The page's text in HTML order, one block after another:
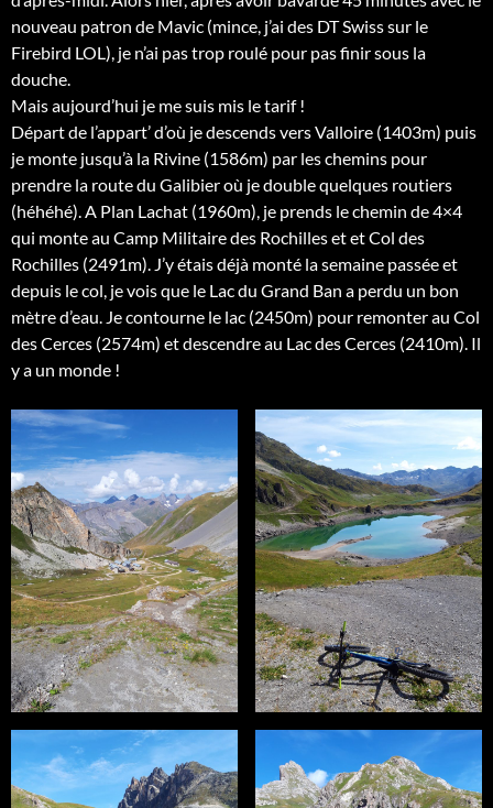
nouveau patron de Mavic (mince, j’ai des DT Swiss sur le
Firebird LOL), je n’ai pas trop roulé pour pas finir sous la
douche.
Mais aujourd’hui je me suis mis le tarif !
Départ de l’appart’ d’où je descends vers Valloire (1403m) puis
je monte jusqu’à la Rivine (1586m) par les chemins pour
prendre la route du Galibier où je double quelques routiers
(héhéhé). A Plan Lachat (1960m), je prends le chemin de 4×4
qui monte au Camp Militaire des Rochilles et et Col des
Rochilles (2491m). J’y étais déjà monté la semaine passée et
depuis le col, je vois que le Lac du Grand Ban a perdu un bon
mètre d’eau. Je contourne le lac (2450m) pour remonter au Col
des Cerces (2574m) et descendre au Lac des Cerces (2410m). Il
y a un monde !